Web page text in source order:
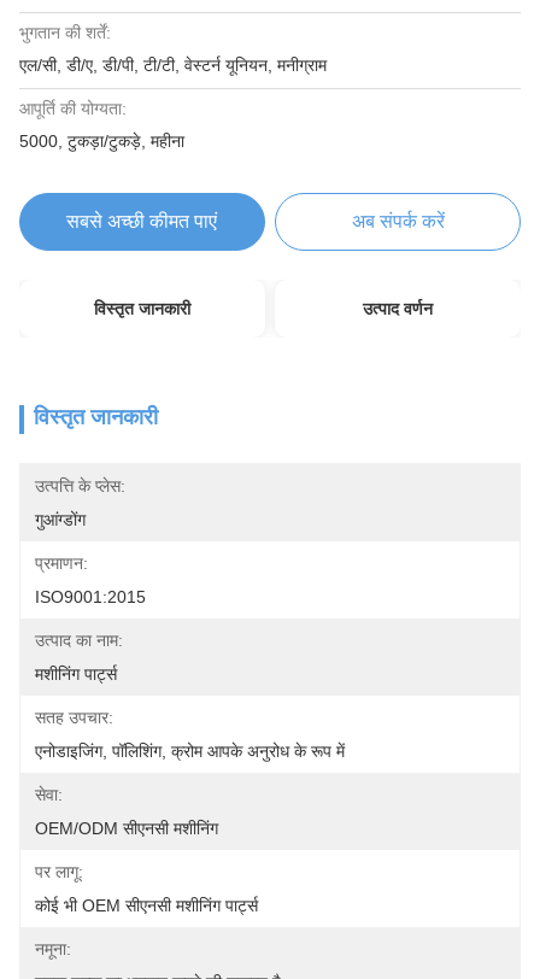
भुगतान की शर्तें:
एल/सी, डी/ए, डी/पी, टी/टी, वेस्टर्न यूनियन, मनीग्राम
आपूर्ति की योग्यता:
5000, टुकड़ा/टुकड़े, महीना
सबसे अच्छी कीमत पाएं अब संपर्क करें
विस्तृत जानकारी उत्पाद वर्णन
विस्तृत जानकारी
उत्पत्ति के प्लेस:
गुआंग्डोंग
प्रमाणन:
ISO9001:2015
उत्पाद का नाम:
मशीनिंग पार्ट्स
सतह उपचार:
एनोडाइजिंग, पॉलिशिंग, क्रोम आपके अनुरोध के रूप में
सेवा:
OEM/ODM सीएनसी मशीनिंग
पर लागू:
कोई भी OEM सीएनसी मशीनिंग पार्ट्स
नमूना: